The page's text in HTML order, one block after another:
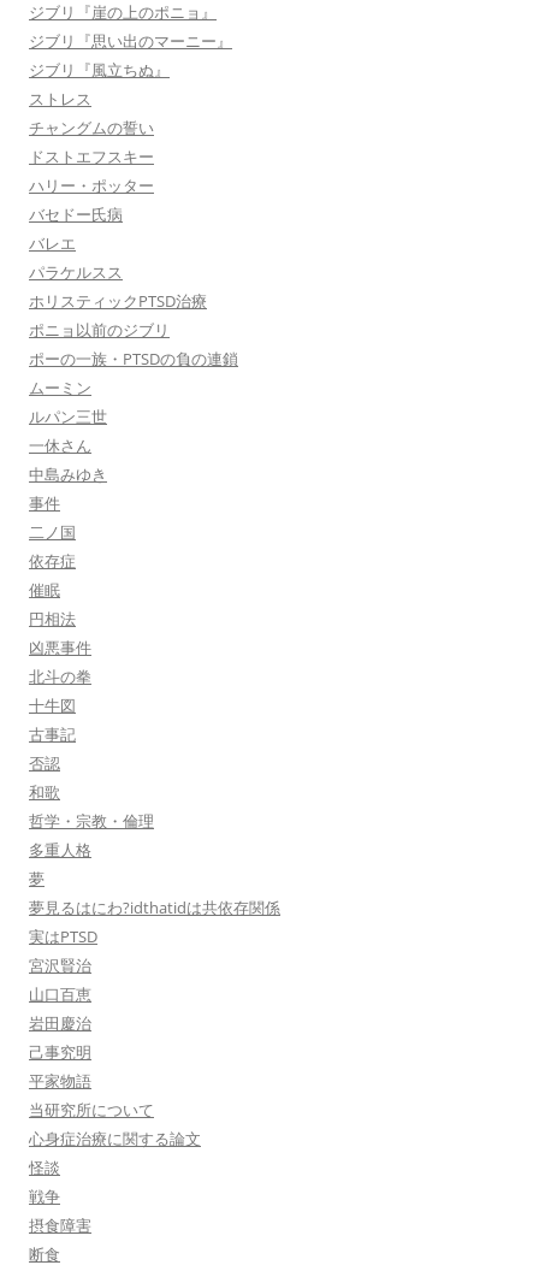
ジブリ『崖の上のポニョ』
ジブリ『思い出のマーニー』
ジブリ『風立ちぬ』
ストレス
チャングムの誓い
ドストエフスキー
ハリー・ポッター
バセドー氏病
バレエ
パラケルスス
ホリスティックPTSD治療
ポニョ以前のジブリ
ポーの一族・PTSDの負の連鎖
ムーミン
ルパン三世
一休さん
中島みゆき
事件
二ノ国
依存症
催眠
円相法
凶悪事件
北斗の拳
十牛図
古事記
否認
和歌
哲学・宗教・倫理
多重人格
夢
夢見るはにわ?idthatidは共依存関係
実はPTSD
宮沢賢治
山口百恵
岩田慶治
己事究明
平家物語
当研究所について
心身症治療に関する論文
怪談
戦争
摂食障害
断食